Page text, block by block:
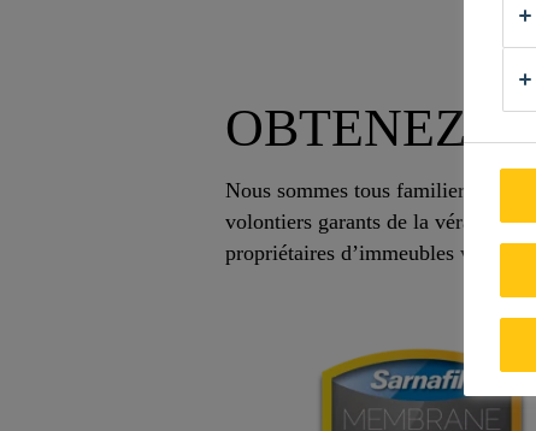
OBTENEZ
Nous sommes tous familiers avec
volontiers garants de la véracité
propriétaires d’immeubles